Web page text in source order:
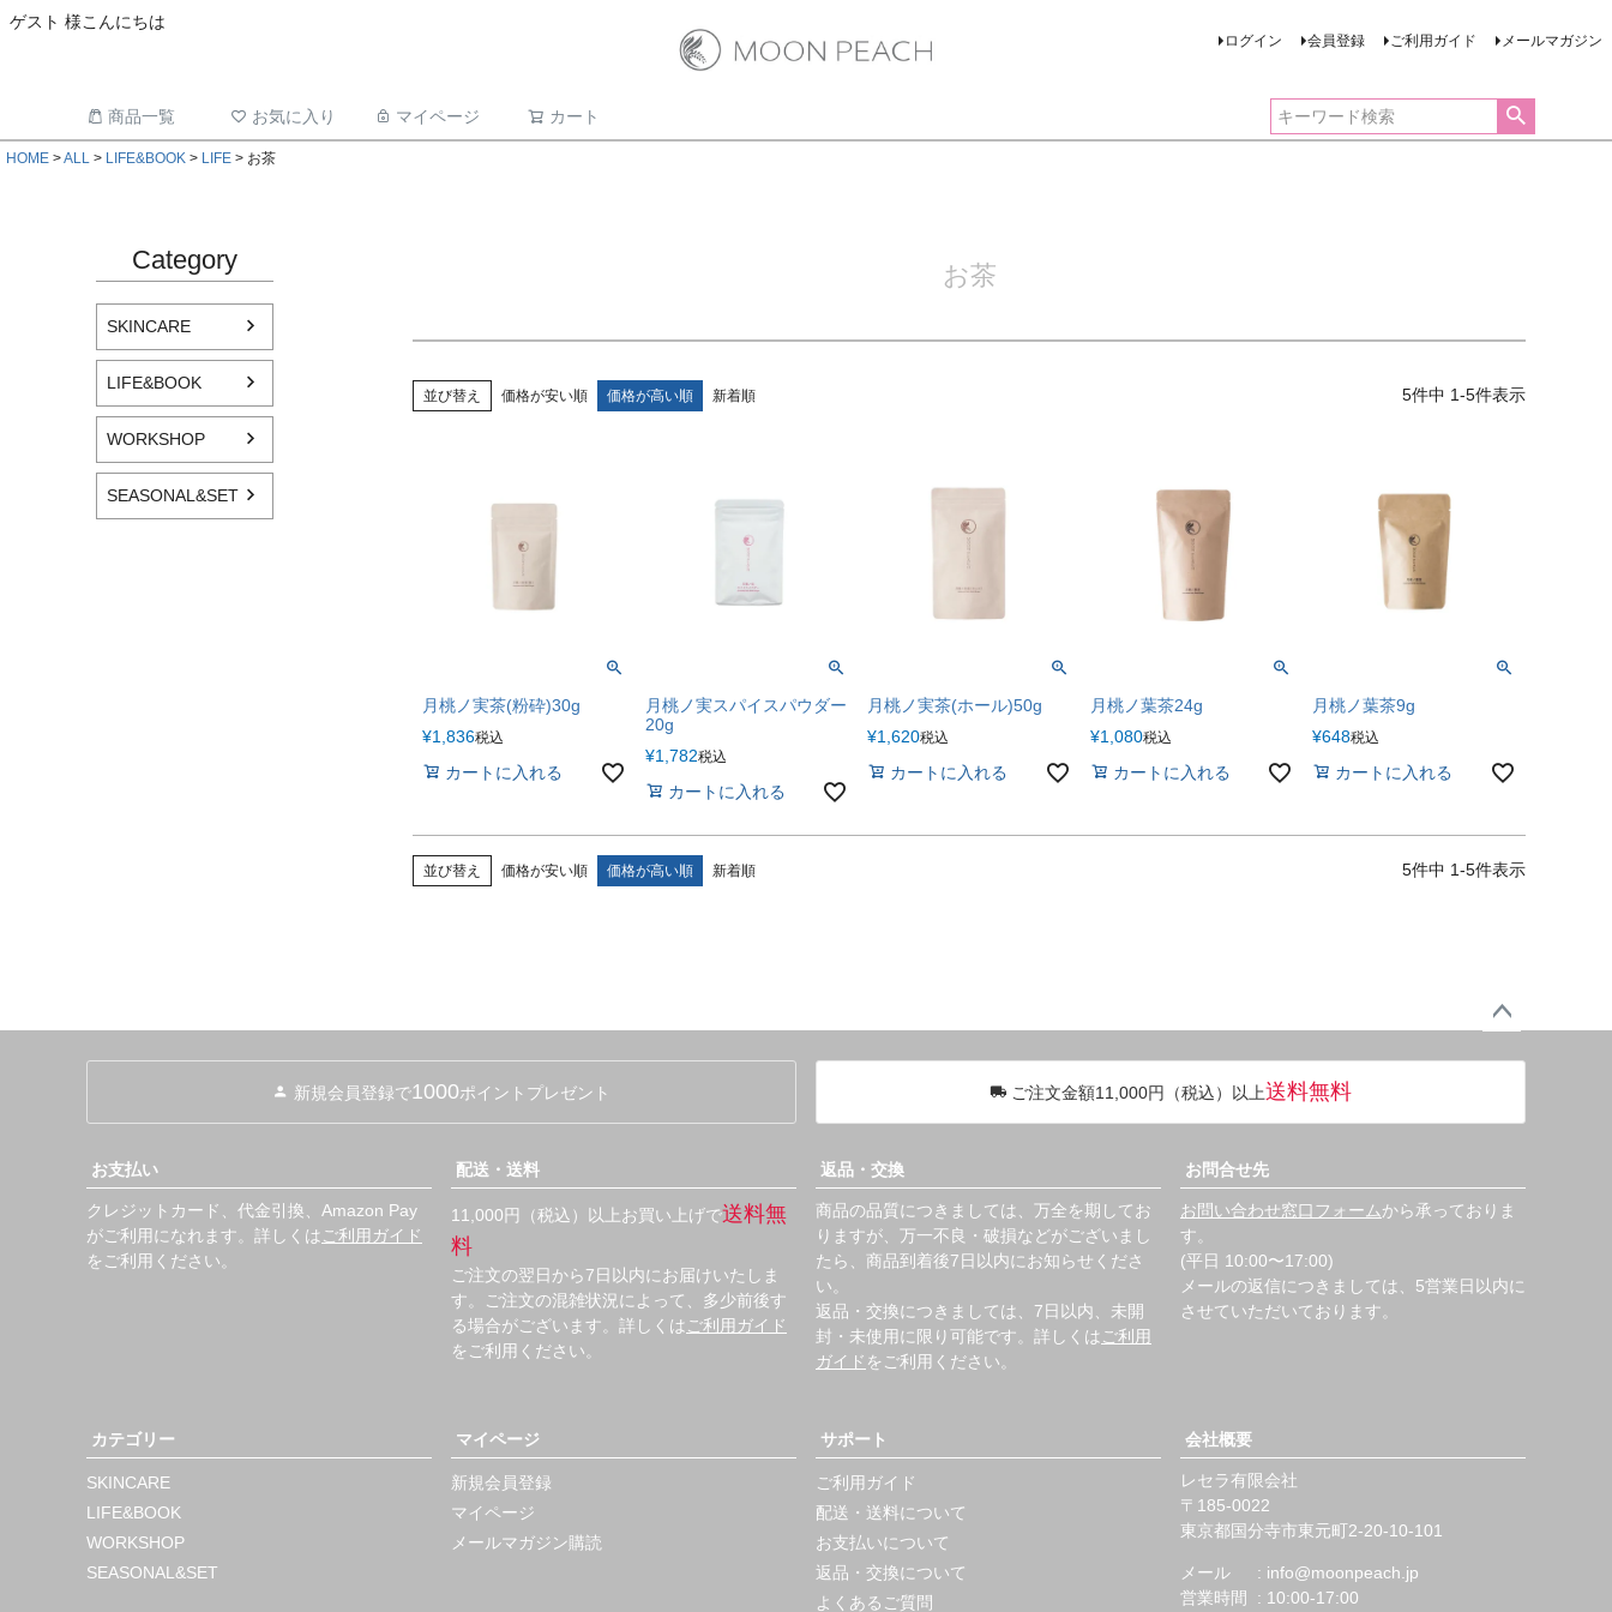
ゲスト 様こんにちは
ログイン 会員登録 ご利用ガイド メールマガジン
商品一覧 お気に入り マイページ カート
HOME ALL LIFE&BOOK LIFE お茶
Category
SKINCARE
LIFE&BOOK
WORKSHOP
SEASONAL&SET
お茶
並び替え 価格が安い順 価格が高い順 新着順 5件中 1-5件表示
月桃ノ実茶(粉砕)30g
¥1,836税込
カートに入れる
月桃ノ実スパイスパウダー
20g
¥1,782税込
カートに入れる
月桃ノ実茶(ホール)50g
¥1,620税込
カートに入れる
月桃ノ葉茶24g
¥1,080税込
カートに入れる
月桃ノ葉茶9g
¥648税込
カートに入れる
並び替え 価格が安い順 価格が高い順 新着順 5件中 1-5件表示
へ
新規会員登録で1000ポイントプレゼント ご注文金額11,000円（税込）以上送料無料
お支払い
クレジットカード、代金引換、Amazon Pay
がご利用になれます。詳しくは ご利用ガイド
をご利用ください。
配送・送料
11,000円（税込）以上お買い上げで送料無
料
ご注文の翌日から7日以内にお届けいたしま
す。ご注文の混雑状況によって、多少前後す
る場合がございます。詳しくは ご利用ガイド
をご利用ください。
返品・交換
商品の品質につきましては、万全を期してお
りますが、万一不良・破損などがございまし
たら、商品到着後7日以内にお知らせくださ
い。
返品・交換につきましては、7日以内、未開
封・未使用に限り可能です。詳しくは ご利用
ガイド をご利用ください。
お問合せ先
お問い合わせ窓口フォームから承っておりま
す。
(平日 10:00〜17:00)
メールの返信につきましては、5営業日以内に
させていただいております。
カテゴリー
SKINCARE
LIFE&BOOK
WORKSHOP
SEASONAL&SET
マイページ
新規会員登録
マイページ
メールマガジン購読
サポート
ご利用ガイド
配送・送料について
お支払いについて
返品・交換について
よくあるご質問
会社概要
レセラ有限会社
185-0022
東京都国分寺市東元町2-20-10-101
メール
info@moonpeach.jp
営業時間
10:00-17:00